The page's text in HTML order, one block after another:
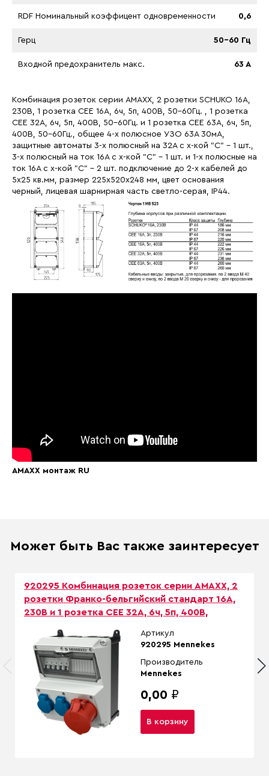
RDF Номинальный коэффицент одновременности 0,6
Герц 50-60 Гц
Входной предохранитель макс. 63 A
Комбинация розеток серии AMAXX, 2 розетки SCHUKO 16А,
230В, 1 розетка СЕЕ 16А, 6ч, 5п, 400В, 50-60Гц. , 1 розетка
СЕЕ 32А, 6ч, 5п, 400В, 50-60Гц. и 1 розетка СЕЕ 63А, 6ч, 5п,
400В, 50-60Гц., общее 4-х полюсное УЗО 63А 30мА,
защитные автоматы 3-х полюсный на 32А с х-кой "С" - 1 шт.,
3-х полюсный на ток 16А с х-кой "С" - 1 шт. и 1-х полюсные на
ток 16А с х-кой "С" - 2 шт. подключение до 2-х кабелей до
5х25 кв.мм, размер 225х520х248 мм, цвет основания
черный, лицевая шарнирная часть светло-серая, IP44.
AMAXX монтаж RU
Может быть Вас также заинтересует
920295 Комбинация розеток серии AMAXX, 2
розетки Франко-бельгийский стандарт 16А,
230В и 1 розетка СЕЕ 32А, 6ч, 5п, 400В,
Артикул
920295 Mennekes
Производитель
Mennekes
0,00 ₽
В корзину